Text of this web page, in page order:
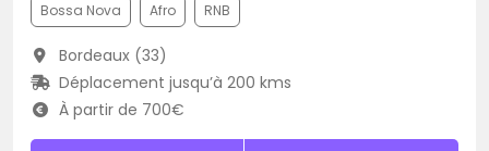
Bossa Nova Afro RNB
Bordeaux (33)
Déplacement jusqu’à 200 kms
À partir de 700€